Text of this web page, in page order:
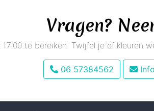
Vragen?
te bereiken. Twijfel je of kleuren
06 57384562